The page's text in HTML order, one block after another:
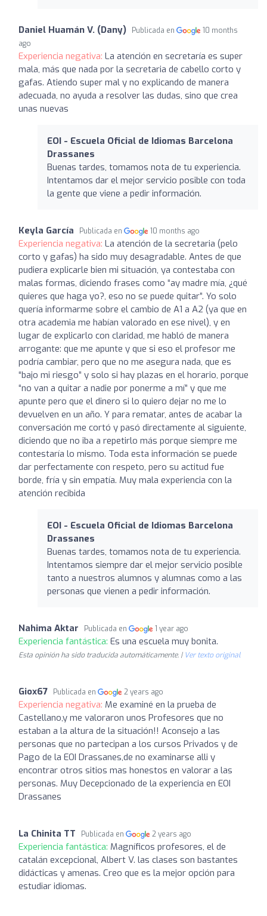
Daniel Huamán V. (Dany) Publicada en
10 months
ago
Experiencia negativa: La atención en secretaría es super
mala, más que nada por la secretaria de cabello corto y
gafas. Atiendo super mal y no explicando de manera
adecuada, no ayuda a resolver las dudas, sino que crea
unas nuevas
EOI - Escuela Oficial de Idiomas Barcelona
Drassanes
Buenas tardes, tomamos nota de tu experiencia.
Intentamos dar el mejor servicio posible con toda
la gente que viene a pedir información.
Keyla García Publicada en 10 months ago
Experiencia negativa: La atención de la secretaria (pelo
corto y gafas) ha sido muy desagradable. Antes de que
pudiera explicarle bien mi situación, ya contestaba con
malas formas, diciendo frases como “ay madre mía, ¿qué
quieres que haga yo?, eso no se puede quitar”. Yo solo
quería informarme sobre el cambio de A1 a A2 (ya que en
otra academia me habían valorado en ese nivel), y en
lugar de explicarlo con claridad, me habló de manera
arrogante: que me apunte y que si eso el profesor me
podría cambiar, pero que no me asegura nada, que es
“bajo mi riesgo” y solo si hay plazas en el horario, porque
“no van a quitar a nadie por ponerme a mí” y que me
apunte pero que el dinero si lo quiero dejar no me lo
devuelven en un año. Y para rematar, antes de acabar la
conversación me cortó y pasó directamente al siguiente,
diciendo que no iba a repetirlo más porque siempre me
contestaría lo mismo. Toda esta información se puede
dar perfectamente con respeto, pero su actitud fue
borde, fría y sin empatía. Muy mala experiencia con la
atención recibida
EOI - Escuela Oficial de Idiomas Barcelona
Drassanes
Buenas tardes, tomamos nota de tu experiencia.
Intentamos siempre dar el mejor servicio posible
tanto a nuestros alumnos y alumnas como a las
personas que vienen a pedir información.
Nahima Aktar Publicada en 1 year ago
Experiencia fantástica: Es una escuela muy bonita.
Esta opinión ha sido traducida automáticamente. | Ver texto original
Giox67 Publicada en 2 years ago
Experiencia negativa: Me examiné en la prueba de
Castellano,y me valoraron unos Profesores que no
estaban a la altura de la situación!! Aconsejo a las
personas que no partecipan a los cursos Privados y de
Pago de la EOI Drassanes,de no examinarse alli y
encontrar otros sitios mas honestos en valorar a las
personas. Muy Decepcionado de la experiencia en EOI
Drassanes
La Chinita TT Publicada en 2 years ago
Experiencia fantástica: Magníficos profesores, el de
catalán excepcional, Albert V. las clases son bastantes
didácticas y amenas. Creo que es la mejor opción para
estudiar idiomas.